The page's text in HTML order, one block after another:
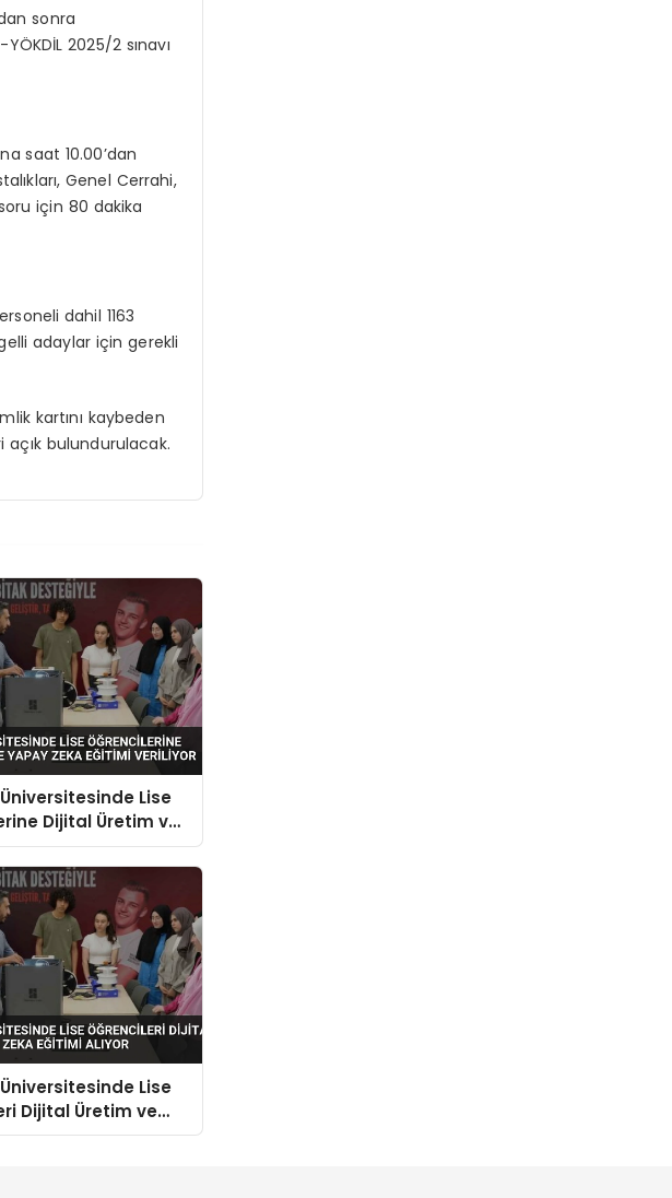
sonra
2025/2 sınavı
saat 10.00’dan
Genel Cerrahi,
için 80 dakika
dahil 1163
adaylar için gerekli
kartını kaybeden
bulundurulacak.
Lise
Dijital Üretim ve
Eğitimi Veriliyor
Lise
Dijital Üretim ve
Eğitimi Alıyor